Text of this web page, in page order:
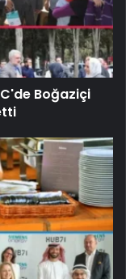
Boğaziçi